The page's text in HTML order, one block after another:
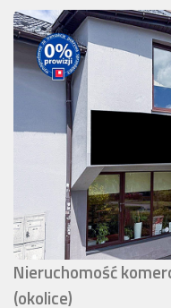
Nieruchomość
(okolice)